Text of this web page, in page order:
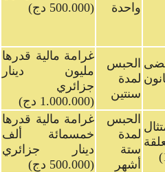
واحدة
(500.000 دج)
من القانون
الحبس
لمدة
سنتين
غرامة مالية قدرها
مليون دينار
جزائري
(1.000.000 دج)
الحبس
لمدة
ستة
أشهر
غرامة مالية قدرها
خمسمائة ألف
دينار جزائري
(500.000 دج)